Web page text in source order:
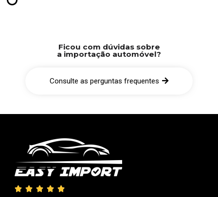
Ficou com dúvidas sobre
a importação automóvel?
Consulte as perguntas frequentes
    